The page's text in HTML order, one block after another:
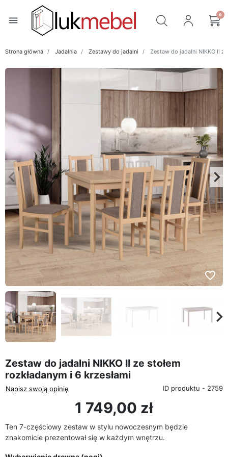
menu 0
Strona główna Jadalnia Zestawy do jadalni Zestaw do jadalni NIKKO II
Poprzedni
keyboard_arrow_left keyboard_arrow_right
favorite_border
Poprzedni
Zestaw do jadalni NIKKO II ze stołem
rozkładanym i 6 krzesłami
Napisz swoją opinię ID produktu - 2759
1 749,00 zł
Ten 7-częściowy zestaw w stylu nowoczesnym będzie
znakomicie prezentował się w każdym wnętrzu.